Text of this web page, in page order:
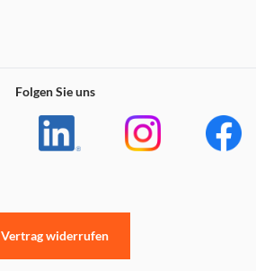
Folgen Sie uns
Vertrag widerrufen